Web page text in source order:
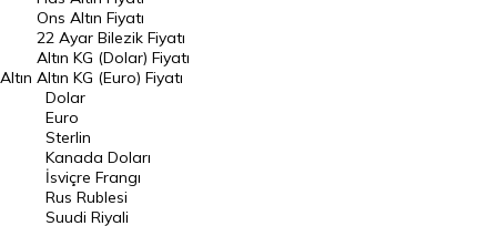
Döviz Kuru
Dolar Kuru
Euro Kuru
Pound Kuru
Frank Kuru
Riyal Kuru
Altın
Ons Altın Fiyatı
22 Ayar Bilezik Fiyatı
Altın KG (Dolar) Fiyatı
Altın KG (Euro) Fiyatı
Dolar
Euro
Sterlin
Kanada Doları
İsviçre Frangı
Rus Rublesi
Suudi Riyali